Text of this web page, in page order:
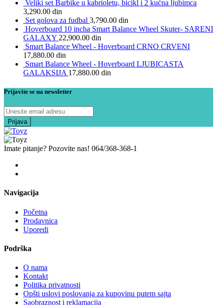
Veliki set Barbike u kabrioletu, bicikl i 2 kućna ljubimca
3,290.00 din
Set golova za fudbal 3,790.00 din
Hoverboard 10 incha Smart Balance Wheel Skuter- SARENI
GALAXY 22,900.00 din
Smart Balance Wheel - Hoverboard CRNO CRVENI
17,880.00 din
Smart Balance Wheel - Hoverboard LJUBICASTA
GALAKSIJA 17,880.00 din
Prijavite se na newsletter
Imate pitanje? Pozovite nas! 064/368-368-1
Navigacija
Početna
Prodavnica
Uporedi
Podrška
O nama
Kontakt
Politika privatnosti
Opšti uslovi poslovanja za kupovinu putem sajta
Saobraznost i reklamacija